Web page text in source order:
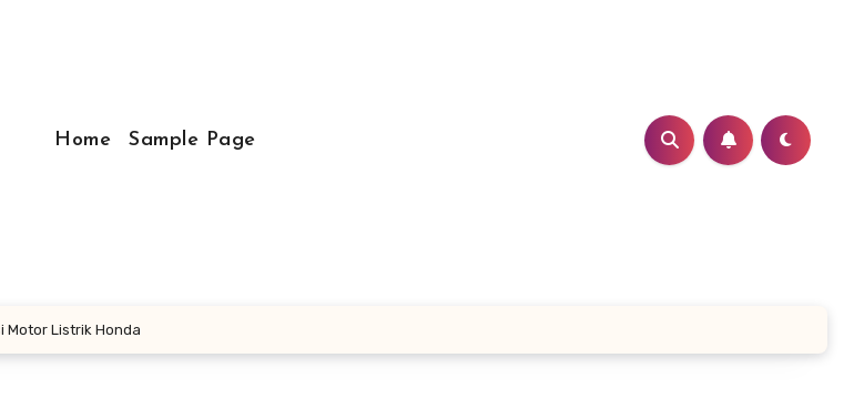
Home Sample Page
Motor Listrik Honda